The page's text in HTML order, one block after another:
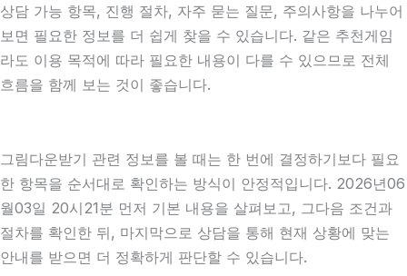
상담 가능 항목, 진행 절차, 자주 묻는 질문, 주의사항을 나누어
보면 필요한 정보를 더 쉽게 찾을 수 있습니다. 같은 추천게임
라도 이용 목적에 따라 필요한 내용이 다를 수 있으므로 전체
흐름을 함께 보는 것이 좋습니다.
그림다운받기 관련 정보를 볼 때는 한 번에 결정하기보다 필요
한 항목을 순서대로 확인하는 방식이 안정적입니다. 2026년06
월03일 20시21분 먼저 기본 내용을 살펴보고, 그다음 조건과
절차를 확인한 뒤, 마지막으로 상담을 통해 현재 상황에 맞는
안내를 받으면 더 정확하게 판단할 수 있습니다.